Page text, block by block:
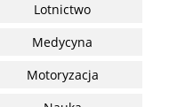
Lotnictwo
Medycyna
Motoryzacja